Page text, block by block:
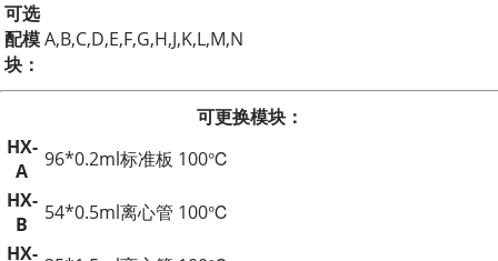
可选
配模
块：
A,B,C,D,E,F,G,H,J,K,L,M,N
可更换模块：
HX-
A
96*0.2ml标准板 100℃
HX-
B
54*0.5ml离心管 100℃
HX-